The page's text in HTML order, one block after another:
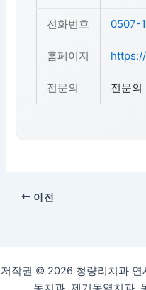
전화번호 0507-
홈페이지
전문의 전문의
이전
저작권 © 2026 청량리치과 연